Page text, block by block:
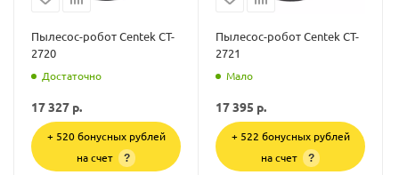
Пылесос-робот Centek CT-
2720
Достаточно
17 327 р.
+ 520 бонусных рублей
на счет
?
Пылесос-робот Centek CT-
2721
Мало
17 395 р.
+ 522 бонусных рублей
на счет
?